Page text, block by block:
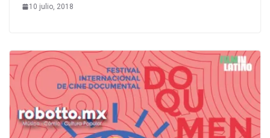
10 julio, 2018